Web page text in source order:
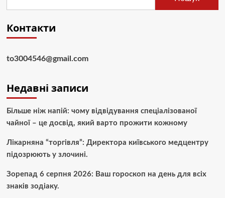
Контакти
to3004546@gmail.com
Недавні записи
Більше ніж напій: чому відвідування спеціалізованої
чайної – це досвід, який варто прожити кожному
Лікарняна “торгівля”: Директора київського медцентру
підозрюють у злочині.
Зорепад 6 серпня 2026: Ваш гороскоп на день для всіх
знаків зодіаку.